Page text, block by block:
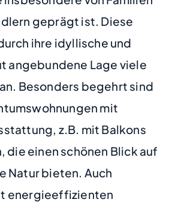
geprägt ist. Diese
ihre idyllische und
angebundene Lage viele
Besonders begehrt sind
mit
z.B. mit Balkons
die einen schönen Blick auf
Natur bieten. Auch
energieeffizienten